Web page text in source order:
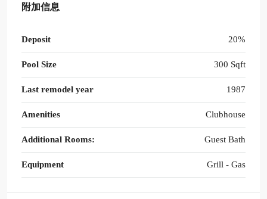
附加信息
Deposit 20%
Pool Size 300 Sqft
Last remodel year 1987
Amenities Clubhouse
Additional Rooms: Guest Bath
Equipment Grill - Gas